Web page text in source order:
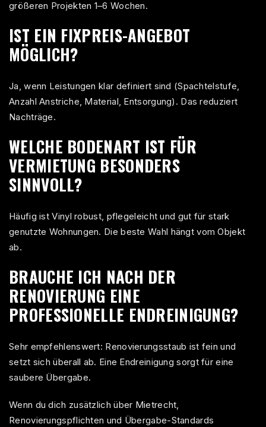
größeren Projekten 1–6 Wochen.
IST EIN FIXPREIS-ANGEBOT
MÖGLICH?
Ja, wenn Leistungen klar definiert sind (Spachtelstufe,
Anzahl Anstriche, Material, Entsorgung). Das reduziert
Nachträge.
WELCHE BODENART IST FÜR
VERMIETUNG BESONDERS
SINNVOLL?
Häufig ist Vinyl robust, pflegeleicht und gut für stark
genutzte Wohnungen. Die beste Wahl hängt vom Objekt
ab.
BRAUCHE ICH NACH DER
RENOVIERUNG EINE
PROFESSIONELLE ENDREINIGUNG?
Sehr empfehlenswert: Renovierungsstaub ist fein und
setzt sich überall ab. Eine Endreinigung sorgt für eine
saubere Übergabe.
Wenn du dich zusätzlich über Mietrecht,
Renovierungspflichten und Übergabe-Standards